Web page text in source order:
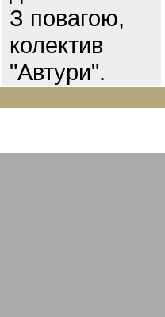
З повагою,
колектив
"Автури".